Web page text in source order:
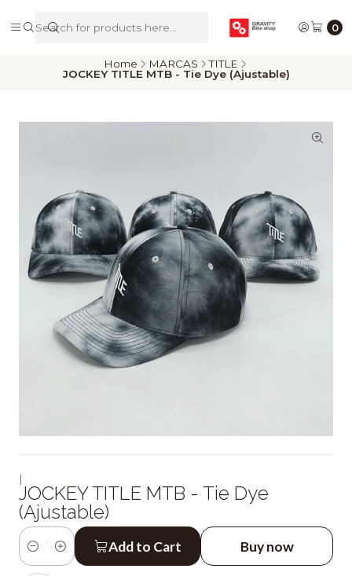
0
De Riders para Riders
Home MARCAS
TITLE
JOCKEY TITLE MTB - Tie Dye (Ajustable)
|
JOCKEY TITLE MTB - Tie Dye
(Ajustable)
Quantity
Add to Cart Buy now